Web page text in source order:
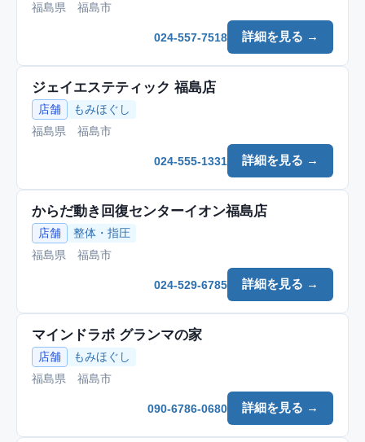
福島県 福島市
詳細を見る →
024-557-7518
ジェイエステティック 福島店
店舗
もみほぐし
福島県 福島市
詳細を見る →
024-555-1331
からだ動き回復センターイオン福島店
店舗
整体・指圧
福島県 福島市
詳細を見る →
024-529-6785
マインドラボ グランマの家
店舗
もみほぐし
福島県 福島市
詳細を見る →
090-6786-0680